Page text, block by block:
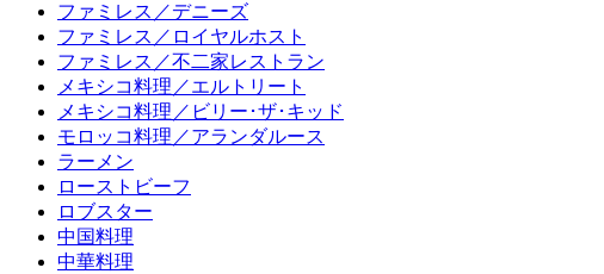
ファミレス／デニーズ
ファミレス／ロイヤルホスト
ファミレス／不二家レストラン
メキシコ料理／エルトリート
メキシコ料理／ビリー･ザ･キッド
モロッコ料理／アランダルース
ラーメン
ローストビーフ
ロブスター
中国料理
中華料理